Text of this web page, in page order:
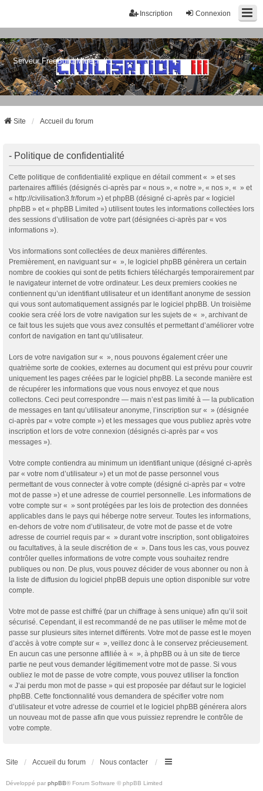
Connexion
Inscription
Serveur FreeBuild Minecraft
Site Accueil du forum
- Politique de confidentialité
Cette politique de confidentialité explique en détail comment « » et ses
partenaires affiliés (désignés ci-après par « nous », « notre », « nos », « » et
« http://civilisation3.fr/forum ») et phpBB (désigné ci-après par « logiciel
phpBB » et « phpBB Limited ») utilisent toutes les informations collectées lors
des sessions d’utilisation de votre part (désignées ci-après par « vos
informations »).
Vos informations sont collectées de deux manières différentes.
Premièrement, en naviguant sur « », le logiciel phpBB génèrera un certain
nombre de cookies qui sont de petits fichiers téléchargés temporairement par
le navigateur internet de votre ordinateur. Les deux premiers cookies ne
contiennent qu’un identifiant utilisateur et un identifiant anonyme de session
qui vous sont automatiquement assignés par le logiciel phpBB. Un troisième
cookie sera créé lors de votre navigation sur les sujets de « », archivant de
ce fait tous les sujets que vous avez consultés et permettant d’améliorer votre
confort de navigation en tant qu’utilisateur.
Lors de votre navigation sur « », nous pouvons également créer une
quatrième sorte de cookies, externes au document qui est prévu pour couvrir
uniquement les pages créées par le logiciel phpBB. La seconde manière est
de récupérer les informations que vous nous envoyez et que nous
collectons. Ceci peut correspondre — mais n’est pas limité à — la publication
de messages en tant qu’utilisateur anonyme, l’inscription sur « » (désignée
ci-après par « votre compte ») et les messages que vous publiez après votre
inscription et lors de votre connexion (désignés ci-après par « vos
messages »).
Votre compte contiendra au minimum un identifiant unique (désigné ci-après
par « votre nom d’utilisateur ») et un mot de passe personnel vous
permettant de vous connecter à votre compte (désigné ci-après par « votre
mot de passe ») et une adresse de courriel personnelle. Les informations de
votre compte sur « » sont protégées par les lois de protection des données
applicables dans le pays qui héberge notre serveur. Toutes les informations,
en-dehors de votre nom d’utilisateur, de votre mot de passe et de votre
adresse de courriel requis par « » durant votre inscription, sont obligatoires
ou facultatives, à la seule discrétion de « ». Dans tous les cas, vous pouvez
contrôler quelles informations de votre compte vous souhaitez rendre
publiques ou non. De plus, vous pouvez décider de vous abonner ou non à
la liste de diffusion du logiciel phpBB depuis une option disponible sur votre
compte.
Votre mot de passe est chiffré (par un chiffrage à sens unique) afin qu’il soit
sécurisé. Cependant, il est recommandé de ne pas utiliser le même mot de
passe sur plusieurs sites internet différents. Votre mot de passe est le moyen
d’accès à votre compte sur « », veillez donc à le conservez précieusement.
En aucun cas une personne affiliée à « », à phpBB ou à un site de tierce
partie ne peut vous demander légitimement votre mot de passe. Si vous
oubliez le mot de passe de votre compte, vous pouvez utiliser la fonction
« J’ai perdu mon mot de passe » qui est proposée par défaut sur le logiciel
phpBB. Cette fonctionnalité vous demandera de spécifier votre nom
d’utilisateur et votre adresse de courriel et le logiciel phpBB générera alors
un nouveau mot de passe afin que vous puissiez reprendre le contrôle de
votre compte.
Site Accueil du forum Nous contacter
Développé par phpBB® Forum Software © phpBB Limited